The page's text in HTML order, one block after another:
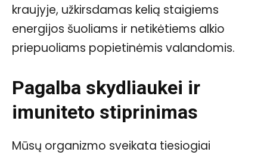
kraujyje, užkirsdamas kelią staigiems
energijos šuoliams ir netikėtiems alkio
priepuoliams popietinėmis valandomis.
Pagalba skydliaukei ir
imuniteto stiprinimas
Mūsų organizmo sveikata tiesiogiai